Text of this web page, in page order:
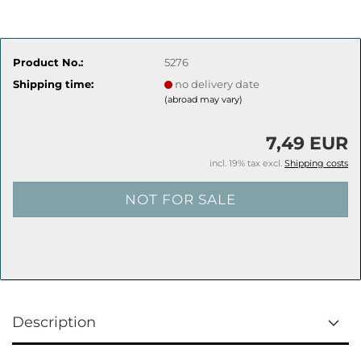
Product No.:
5276
Shipping time:
no delivery date
(abroad may vary)
7,49 EUR
incl. 19% tax excl. Shipping costs
Description